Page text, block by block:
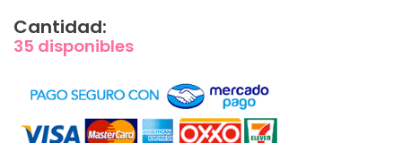
Cantidad:
35 disponibles